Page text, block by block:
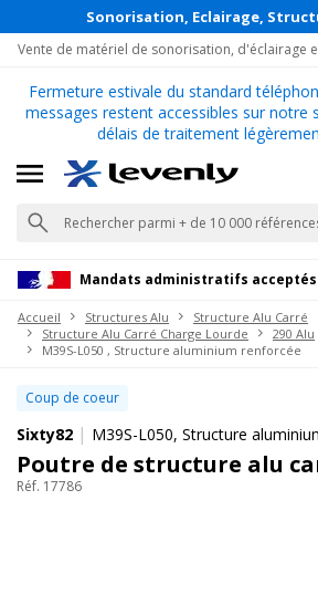
Sonorisation, Eclairage,
Vente de matériel de sonorisation, d'éclairage
Fermeture estivale du standard
messages restent accessibles sur notre
délais de traitement
Mandats administratifs acceptés
Accueil Structures Alu
Structure Alu Carré
Structure Alu Carré Charge Lourde
290 Alu
M39S-L050 , Structure aluminium renforcée
Coup de coeur
Sixty82 | M39S-L050, Structure
Poutre de structure alu
Réf. 17786